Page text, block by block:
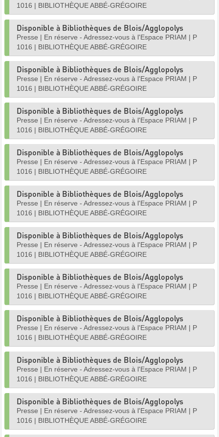
1016 | BIBLIOTHÈQUE ABBÉ-GRÉGOIRE
Disponible à Bibliothèques de Blois/Agglopolys
Presse | En réserve - Adressez-vous à l'Espace PRIAM | P
1016 | BIBLIOTHÈQUE ABBÉ-GRÉGOIRE
Disponible à Bibliothèques de Blois/Agglopolys
Presse | En réserve - Adressez-vous à l'Espace PRIAM | P
1016 | BIBLIOTHÈQUE ABBÉ-GRÉGOIRE
Disponible à Bibliothèques de Blois/Agglopolys
Presse | En réserve - Adressez-vous à l'Espace PRIAM | P
1016 | BIBLIOTHÈQUE ABBÉ-GRÉGOIRE
Disponible à Bibliothèques de Blois/Agglopolys
Presse | En réserve - Adressez-vous à l'Espace PRIAM | P
1016 | BIBLIOTHÈQUE ABBÉ-GRÉGOIRE
Disponible à Bibliothèques de Blois/Agglopolys
Presse | En réserve - Adressez-vous à l'Espace PRIAM | P
1016 | BIBLIOTHÈQUE ABBÉ-GRÉGOIRE
Disponible à Bibliothèques de Blois/Agglopolys
Presse | En réserve - Adressez-vous à l'Espace PRIAM | P
1016 | BIBLIOTHÈQUE ABBÉ-GRÉGOIRE
Disponible à Bibliothèques de Blois/Agglopolys
Presse | En réserve - Adressez-vous à l'Espace PRIAM | P
1016 | BIBLIOTHÈQUE ABBÉ-GRÉGOIRE
Disponible à Bibliothèques de Blois/Agglopolys
Presse | En réserve - Adressez-vous à l'Espace PRIAM | P
1016 | BIBLIOTHÈQUE ABBÉ-GRÉGOIRE
Disponible à Bibliothèques de Blois/Agglopolys
Presse | En réserve - Adressez-vous à l'Espace PRIAM | P
1016 | BIBLIOTHÈQUE ABBÉ-GRÉGOIRE
Disponible à Bibliothèques de Blois/Agglopolys
Presse | En réserve - Adressez-vous à l'Espace PRIAM | P
1016 | BIBLIOTHÈQUE ABBÉ-GRÉGOIRE